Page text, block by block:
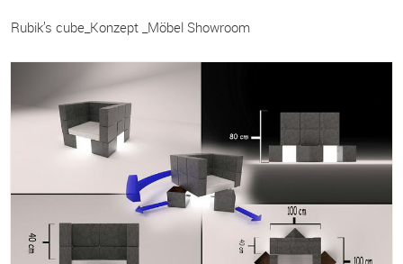
Rubik’s cube_Konzept _Möbel Showroom